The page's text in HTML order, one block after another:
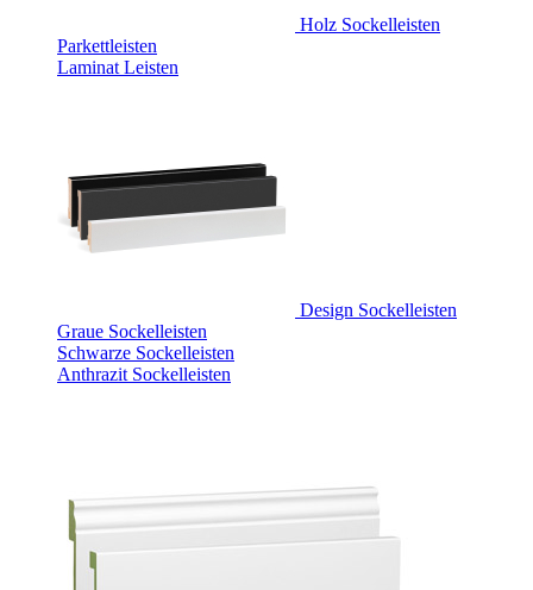
Holz Sockelleisten
Parkettleisten
Laminat Leisten
Design Sockelleisten
Graue Sockelleisten
Schwarze Sockelleisten
Anthrazit Sockelleisten